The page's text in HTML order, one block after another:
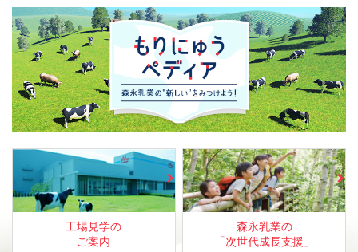
工場見学の
ご案内
森永乳業の
「次世代成長支援」